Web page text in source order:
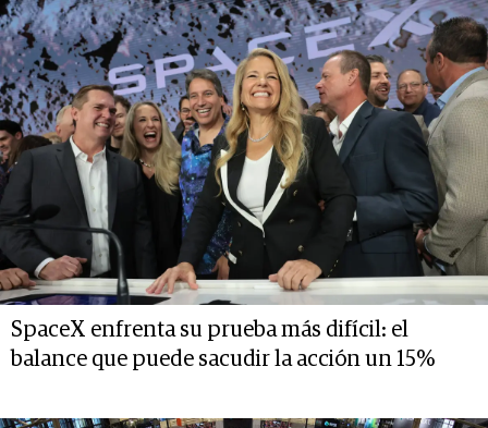
SpaceX enfrenta su prueba más difícil: el
balance que puede sacudir la acción un 15%